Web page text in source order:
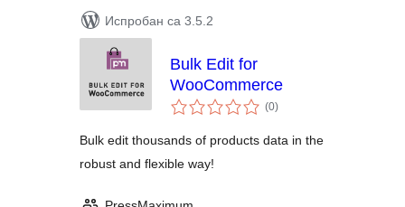
Испробан са 3.5.2
Bulk Edit for
WooCommerce
(0укупних
оцена
)
Bulk edit thousands of products data in the
robust and flexible way!